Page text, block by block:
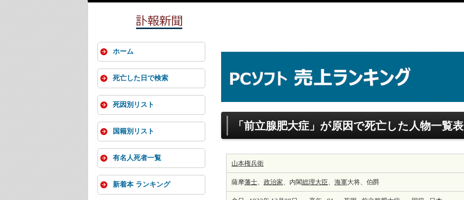
「前立腺肥大症」が原因で死亡した人物一覧表
山本権兵衛
薩摩藩士、 政治家、内閣総理大臣、 海軍大将、伯爵
ホーム
死亡した日で検索
死因別リスト
国籍別リスト
有名人死者一覧
新着本 ランキング